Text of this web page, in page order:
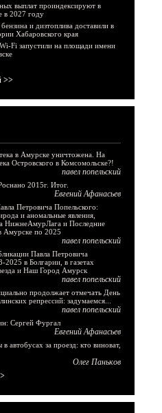
выплат проиндексируют в
в 2027 году
и дизтоплива доставили в
Хабаровского края
Fi запустили на площади имени
>>
в Амурске уничтожена. На
Островского в Комсомольске?!
павел попельский
2015г. Итог.
Евгений Афанасьев
Петровича Попельского:
и аномальные явления,
НижнеАмурЛага и Последние
Амурске по 2025
павел попельский
Павла Петровича
2025 в Болгарии, в газетах
и Наш Город Амурск
павел попельский
продолжает отмечать День
репрессий: задумаемся...
павел попельский
Сергей Фургал
Евгений Афанасьев
автобусах за проезд: кто виноват,
Олег Паньков